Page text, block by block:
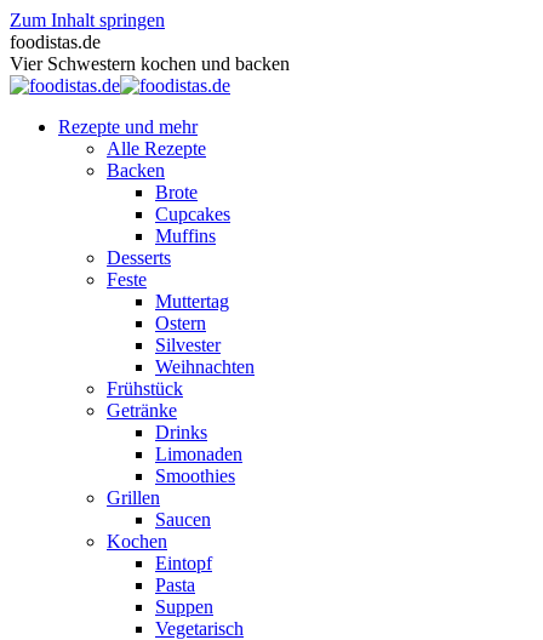
Zum Inhalt springen
foodistas.de
Vier Schwestern kochen und backen
Rezepte und mehr
Alle Rezepte
Backen
Brote
Cupcakes
Muffins
Desserts
Feste
Muttertag
Ostern
Silvester
Weihnachten
Frühstück
Getränke
Drinks
Limonaden
Smoothies
Grillen
Saucen
Kochen
Eintopf
Pasta
Suppen
Vegetarisch